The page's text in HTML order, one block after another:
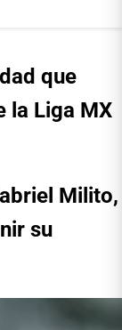
que
la Liga MX
Milito,
su